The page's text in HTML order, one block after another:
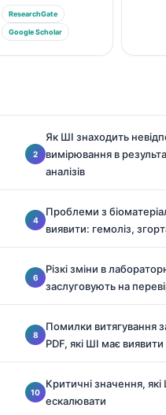
ResearchGate
Google Scholar
Як ШІ знаходить
вимірювання в
аналізів
Проблеми з
виявити: гемоліз,
Різкі зміни в
заслуговують на
Помилки витягування
PDF, які ШІ має виявити
Критичні значення,
ескалювати